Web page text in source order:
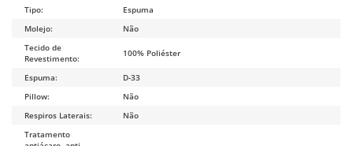
Tipo:
Espuma
Molejo:
Não
Tecido de
Revestimento:
100% Poliéster
Espuma:
D-33
Pillow:
Não
Respiros Laterais:
Não
Tratamento